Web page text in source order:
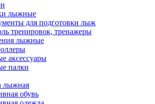
лыжные
для подготовки лыж
тренировок, тренажеры
лыжные
аксессуары
палки
лыжная
обувь